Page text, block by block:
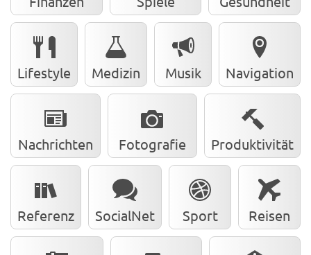
Lifestyle Medizin Musik Navigation
Nachrichten Fotografie Produktivität
Referenz SocialNet Sport Reisen